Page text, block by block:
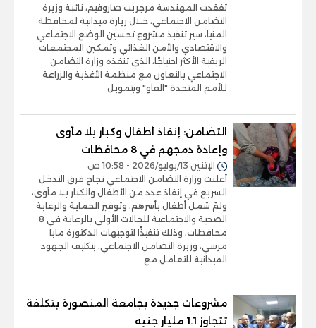
تفقدت المهندسة مرجريت صاروفيم، نائبة وزيرة
التضامن الاجتماعي، خلال زيارة ميدانية لمحافظة
المنيا، سير تنفيذ مشروع تحسين الوضع الاجتماعي
والاقتصادي والأمن الغذائي وتمكين المجتمعات
الريفية الأكثر احتياجًا، الذي تنفذه وزارة التضامن
الاجتماعي بالتعاون مع منظمة الأغذية والزراعة
للأمم المتحدة "الفاو" وبتمويل
التضامن: إنقاذ أطفال وكبار بلا مأوى
وإعادة دمجهم في 8 محافظات
الإثنين 13/يوليو/2026 - 10:58 ص
أعلنت وزارة التضامن الاجتماعي نجاح فرق التدخل
السريع في إنقاذ عدد من الأطفال والكبار بلا مأوى،
ولمّ شمل أطفال بأسرهم، وتوفير الحماية والرعاية
الصحية والاجتماعية للحالات الأولى بالرعاية في 8
محافظات، وذلك تنفيذًا لتوجيهات الدكتورة مايا
مرسي، وزيرة التضامن الاجتماعي، بتكثيف الجهود
الميدانية للتعامل مع
مشروعات جديدة بجامعة المنصورة بتكلفة
تتجاوز 1.1 مليار جنيه